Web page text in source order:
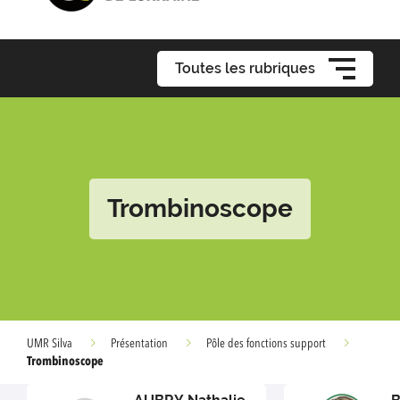
Toutes les rubriques
Trombinoscope
UMR Silva Présentation
Pôle des fonctions support
Trombinoscope